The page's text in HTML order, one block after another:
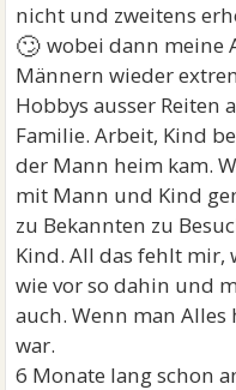
nicht und zweitens
🙄 wobei dann meine
Männern wieder
Hobbys ausser Reiten
Familie. Arbeit, Kind
der Mann heim kam.
mit Mann und Kind
zu Bekannten zu
Kind. All das fehlt mir,
wie vor so dahin und
auch. Wenn man
war.
6 Monate lang schon